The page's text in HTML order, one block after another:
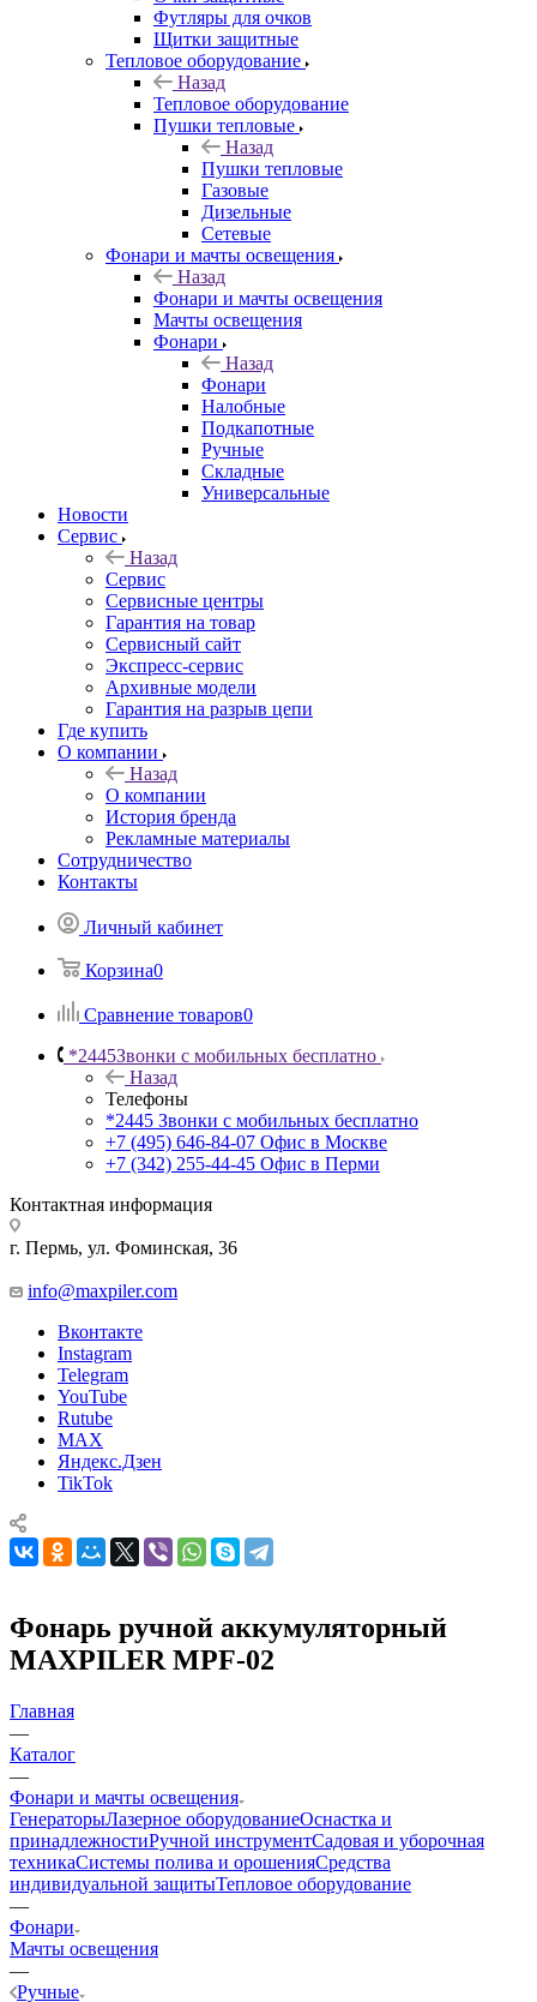
Футляры для очков
Щитки защитные
Тепловое оборудование
Назад
Тепловое оборудование
Пушки тепловые
Назад
Пушки тепловые
Газовые
Дизельные
Сетевые
Фонари и мачты освещения
Назад
Фонари и мачты освещения
Мачты освещения
Фонари
Назад
Фонари
Налобные
Подкапотные
Ручные
Складные
Универсальные
Новости
Сервис
Назад
Сервис
Сервисные центры
Гарантия на товар
Сервисный сайт
Экспресс-сервис
Архивные модели
Гарантия на разрыв цепи
Где купить
О компании
Назад
О компании
История бренда
Рекламные материалы
Сотрудничество
Контакты
Личный кабинет
Корзина0
Сравнение товаров0
*2445Звонки с мобильных бесплатно
Назад
Телефоны
*2445 Звонки с мобильных бесплатно
+7 (495) 646-84-07 Офис в Москве
+7 (342) 255-44-45 Офис в Перми
Контактная информация
г. Пермь, ул. Фоминская, 36
info@maxpiler.com
Вконтакте
Instagram
Telegram
YouTube
Rutube
MAX
Яндекс.Дзен
TikTok
Фонарь ручной аккумуляторный
MAXPILER MPF-02
Главная
—
Каталог
—
Фонари и мачты освещения
ГенераторыЛазерное оборудованиеОснастка и
принадлежностиРучной инструментСадовая и уборочная
техникаСистемы полива и орошенияСредства
индивидуальной защитыТепловое оборудование
—
Фонари
Мачты освещения
—
Ручные